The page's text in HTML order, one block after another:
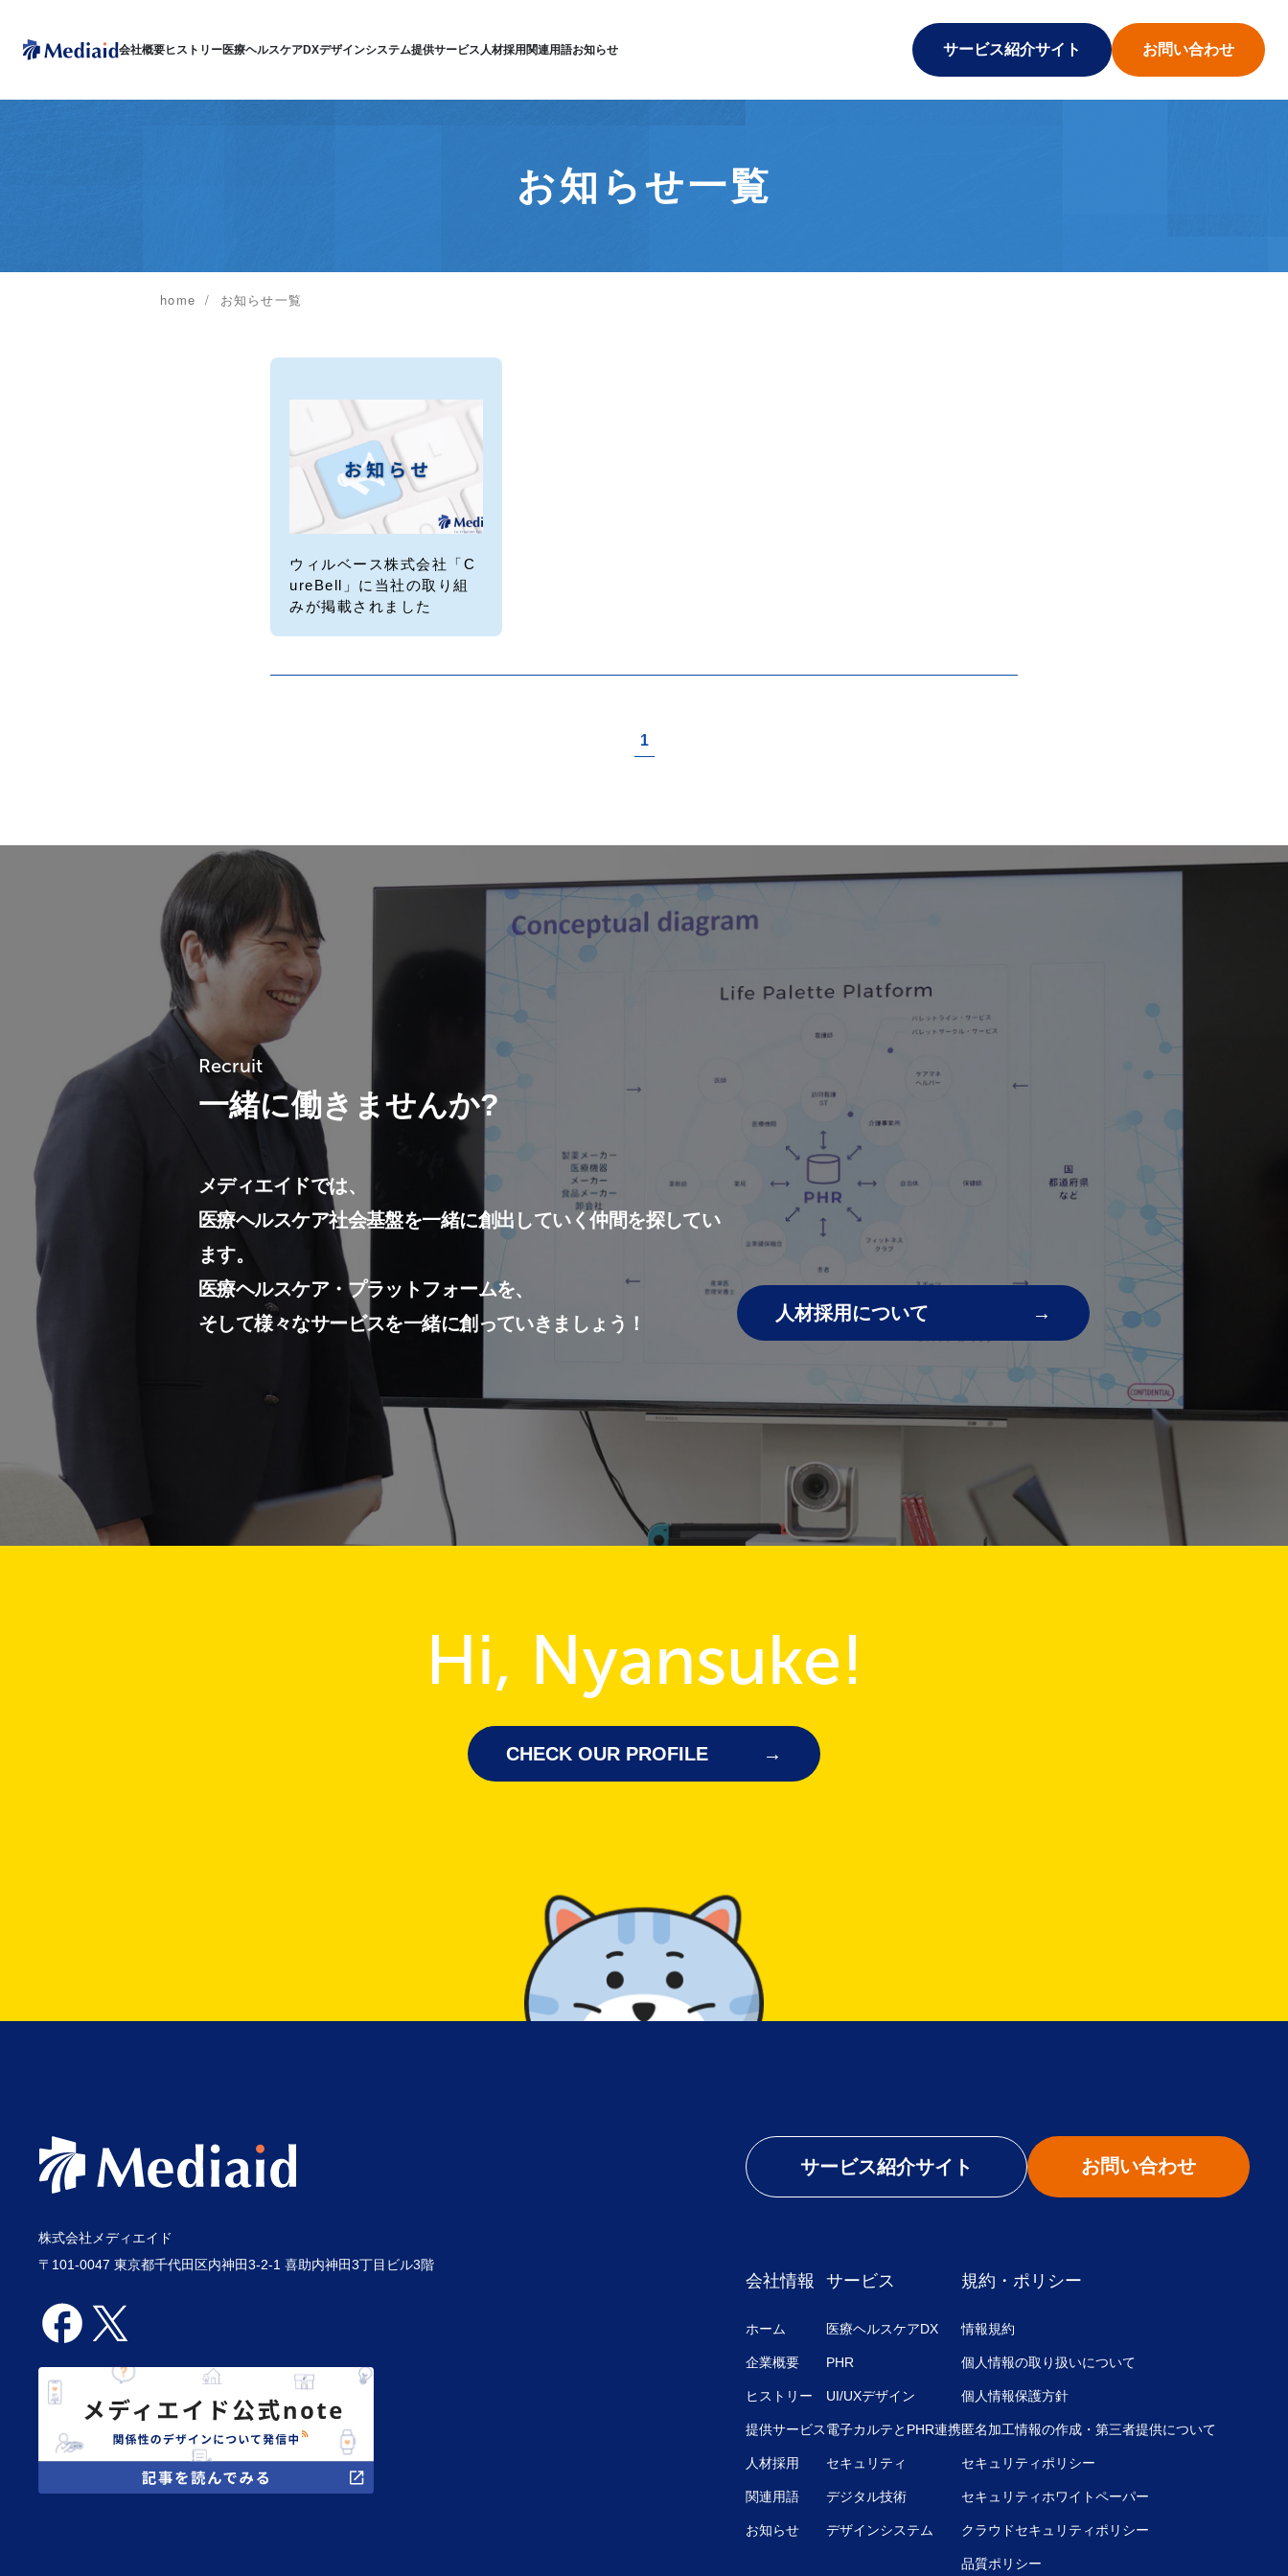
会社概要ヒストリー医療ヘルスケアDXデザインシステム提供サービス 人材採用関連用語お知らせ サービス紹介サイト お問い合わせ
お知らせ一覧
home お知らせ一覧
ウィルベース株式会社「C
ureBell」に当社の取り組
みが掲載されました
1
Recruit
一緒に働きませんか?
メディエイドでは、
医療ヘルスケア社会基盤を一緒に創出していく仲間を探してい
ます。
医療ヘルスケア・プラットフォームを、
そして様々なサービスを一緒に創っていきましょう！
人材採用について
Hi, Nyansuke!
CHECK OUR PROFILE
株式会社メディエイド
〒101-0047 東京都千代田区内神田3-2-1 喜助内神田3丁目ビル3階
サービス紹介サイト お問い合わせ
会社情報
ホーム
企業概要
ヒストリー
提供サービス
人材採用
関連用語
お知らせ
サービス
医療ヘルスケアDX
PHR
UI/UXデザイン
電子カルテとPHR連携
セキュリティ
デジタル技術
デザインシステム
規約・ポリシー
情報規約
個人情報の取り扱いについて
個人情報保護方針
匿名加工情報の作成・第三者提供について
セキュリティポリシー
セキュリティホワイトペーパー
クラウドセキュリティポリシー
品質ポリシー